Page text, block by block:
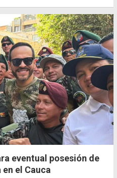
eventual posesión de
el Cauca